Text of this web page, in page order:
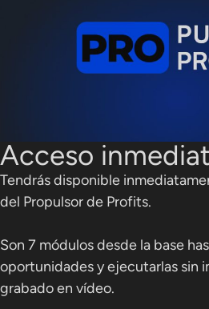
Acceso
Tendrás disponible
del Propulsor de Profits.
Son 7 módulos desde la base
oportunidades y ejecutarlas sin
grabado en vídeo.